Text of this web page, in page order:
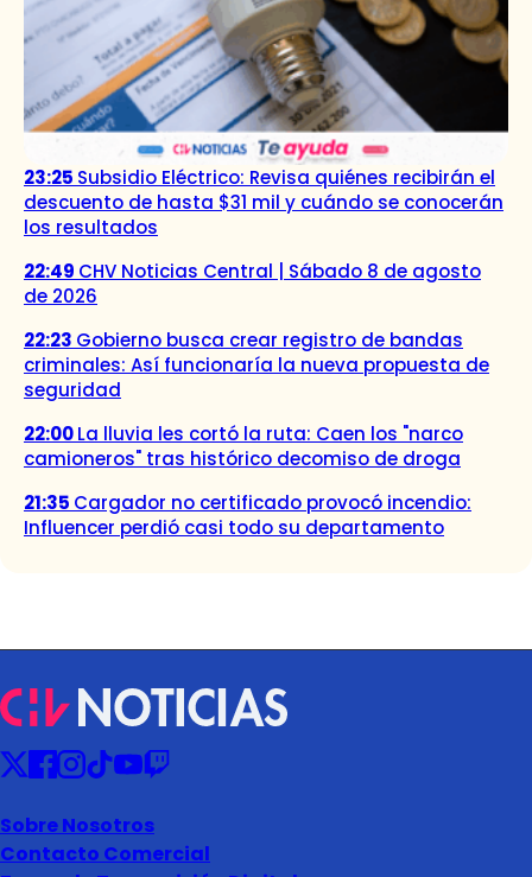
23:25 Subsidio Eléctrico: Revisa quiénes recibirán el
descuento de hasta $31 mil y cuándo se conocerán
los resultados
22:49 CHV Noticias Central | Sábado 8 de agosto
de 2026
22:23 Gobierno busca crear registro de bandas
criminales: Así funcionaría la nueva propuesta de
seguridad
22:00La lluvia les cortó la ruta: Caen los "narco
camioneros" tras histórico decomiso de droga
21:35 Cargador no certificado provocó incendio:
Influencer perdió casi todo su departamento
Sobre Nosotros
Contacto Comercial